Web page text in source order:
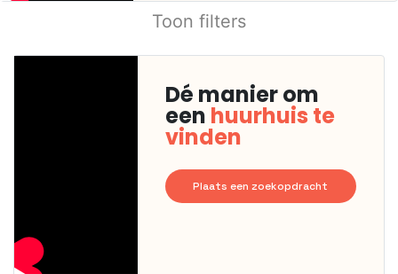
Toon filters
Dé manier om
een huurhuis te
vinden
Plaats een zoekopdracht